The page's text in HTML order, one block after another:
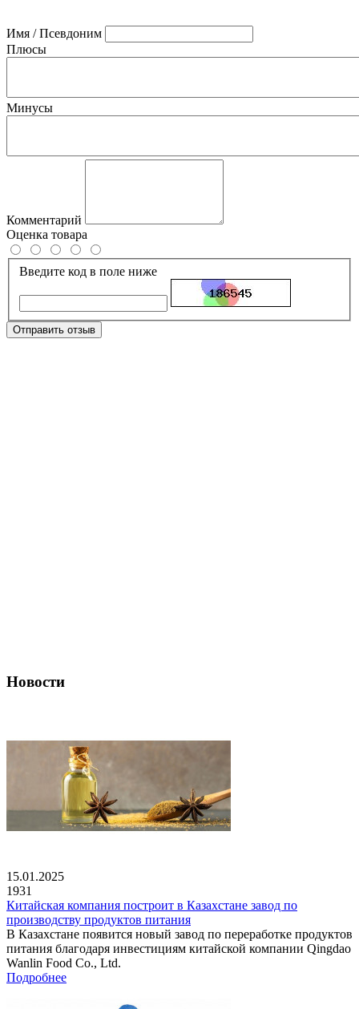
Имя / Псевдоним
Плюсы
Минусы
Комментарий
Оценка товара
Введите код в поле ниже
Отправить отзыв
Новости
15.01.2025
1931
Китайская компания построит в Казахстане завод по
производству продуктов питания
В Казахстане появится новый завод по переработке продуктов
питания благодаря инвестициям китайской компании Qingdao
Wanlin Food Co., Ltd.
Подробнее